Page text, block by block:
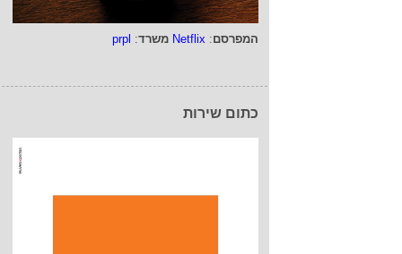
המפרסם:
Netflix משרד:
prpl
כתום שירות